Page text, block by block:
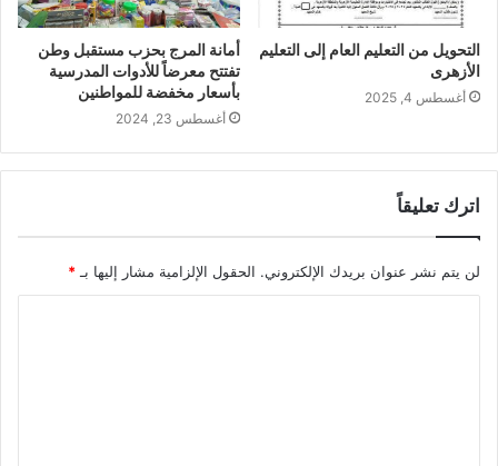
التحويل من التعليم العام إلى التعليم
الأزهرى
أغسطس 4, 2025
أمانة المرج بحزب مستقبل وطن
تفتتح معرضاً للأدوات المدرسية
بأسعار مخفضة للمواطنين
أغسطس 23, 2024
اترك تعليقاً
لن يتم نشر عنوان بريدك الإلكتروني. الحقول الإلزامية مشار إليها بـ*